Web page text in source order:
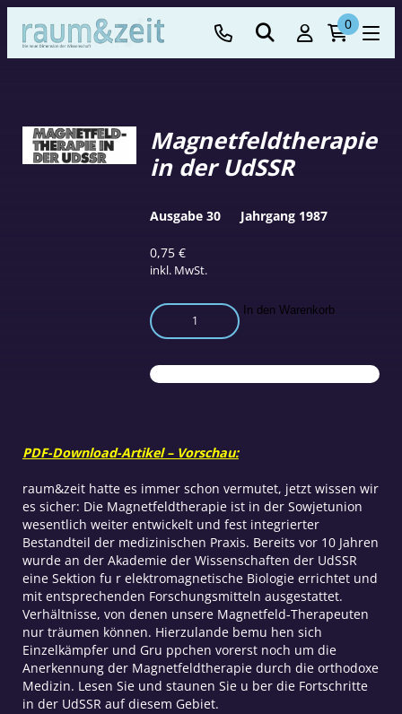
0
Magnetfeldtherapie
in der UdSSR
0,75€
inkl. MwSt.
Magnetfeldtherapie
in
UdSSR
Menge
In den Warenkorb
Ausgabe 30 Jahrgang 1987
PDF-Download-Artikel – Vorschau:
raum&zeit hatte es immer schon vermutet, jetzt wissen wir
es sicher: Die Magnetfeldtherapie ist in der Sowjetunion
wesentlich weiter entwickelt und fest integrierter
Bestandteil der medizinischen Praxis. Bereits vor 10 Jahren
wurde an der Akademie der Wissenschaften der UdSSR
eine Sektion fu r elektromagnetische Biologie errichtet und
mit entsprechenden Forschungsmitteln ausgestattet.
Verhältnisse, von denen unsere Magnetfeld-Therapeuten
nur träumen können. Hierzulande bemu hen sich
Einzelkämpfer und Gru ppchen vorerst noch um die
Anerkennung der Magnetfeldtherapie durch die orthodoxe
Medizin. Lesen Sie und staunen Sie u ber die Fortschritte
in der UdSSR auf diesem Gebiet.